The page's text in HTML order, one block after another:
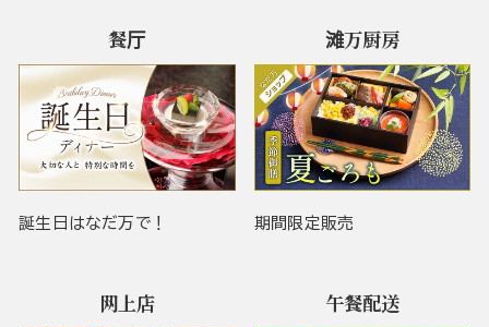
餐厅
誕生日はなだ万で！
滩万厨房
期間限定販売
网上店 午餐配送